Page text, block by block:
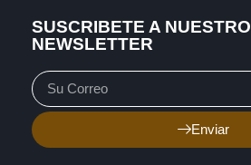
SUSCRIBETE A NUESTRO
NEWSLETTER
Enviar